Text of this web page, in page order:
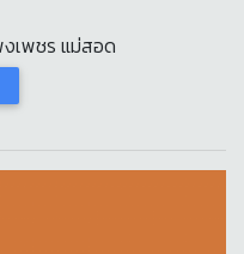
เพชร แม่สอด